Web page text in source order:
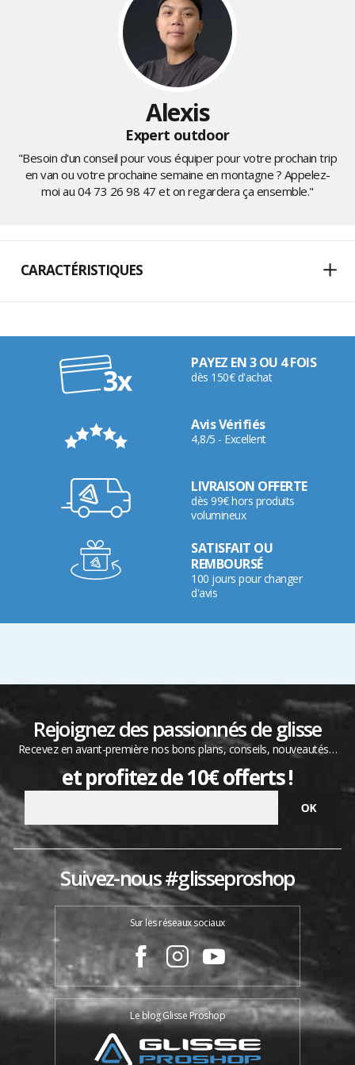
Alexis
Expert outdoor
"Besoin d'un conseil pour vous équiper pour votre prochain trip
en van ou votre prochaine semaine en montagne ? Appelez-
moi au 04 73 26 98 47 et on regardera ça ensemble."
CARACTÉRISTIQUES
PAYEZ EN 3 OU 4 FOIS
dès 150€ d'achat
Avis Vérifiés
4,8/5 - Excellent
LIVRAISON OFFERTE
dès 99€ hors produits
volumineux
SATISFAIT OU
REMBOURSÉ
100 jours pour changer
d'avis
Rejoignez des passionnés de glisse
Recevez en avant-première nos bons plans, conseils, nouveautés…
et profitez de 10€ offerts !
Suivez-nous #glisseproshop
Sur les réseaux sociaux
Le blog Glisse Proshop